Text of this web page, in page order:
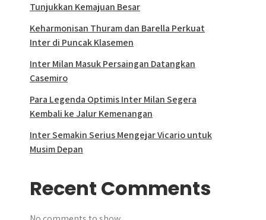
Tunjukkan Kemajuan Besar
Keharmonisan Thuram dan Barella Perkuat
Inter di Puncak Klasemen
Inter Milan Masuk Persaingan Datangkan
Casemiro
Para Legenda Optimis Inter Milan Segera
Kembali ke Jalur Kemenangan
Inter Semakin Serius Mengejar Vicario untuk
Musim Depan
Recent Comments